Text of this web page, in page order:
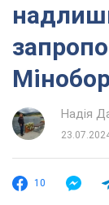
Надія
10